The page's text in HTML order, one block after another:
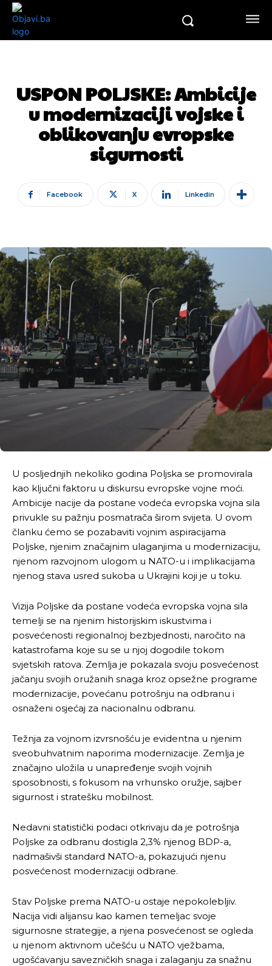
USPON POLJSKE: Ambicije
u modernizaciji vojske i
oblikovanju evropske
sigurnosti
Facebook X Linkedin
U posljednjih nekoliko godina Poljska se promovirala
kao ključni faktoru u diskursu evropske vojne moći.
Ambicije nacije da postane vodeća evropska vojna sila
privukle su pažnju posmatrača širom svijeta. U ovom
članku ćemo se pozabaviti vojnim aspiracijama
Poljske, njenim značajnim ulaganjima u modernizaciju,
njenom razvojnom ulogom u NATO-u i implikacijama
njenog stava usred sukoba u Ukrajini koji je u toku.
Vizija Poljske da postane vodeća evropska vojna sila
temelji se na njenim historijskim iskustvima i
posvećenosti regionalnoj bezbjednosti, naročito na
katastrofama koje su se u njoj dogodile tokom
svjetskih ratova. Zemlja je pokazala svoju posvećenost
jačanju svojih oružanih snaga kroz opsežne programe
modernizacije, povećanu potrošnju na odbranu i
osnaženi osjećaj za nacionalnu odbranu.
Težnja za vojnom izvrsnošću je evidentna u njenim
sveobuhvatnim naporima modernizacije. Zemlja je
značajno uložila u unapređenje svojih vojnih
sposobnosti, s fokusom na vrhunsko oružje, sajber
sigurnost i stratešku mobilnost.
Nedavni statistički podaci otkrivaju da je potrošnja
Poljske za odbranu dostigla 2,3% njenog BDP-a,
nadmašivši standard NATO-a, pokazujući njenu
posvećenost modernizaciji odbrane.
Stav Poljske prema NATO-u ostaje nepokolebljiv.
Nacija vidi alijansu kao kamen temeljac svoje
sigurnosne strategije, a njena posvećenost se ogleda
u njenom aktivnom učešću u NATO vježbama,
ugošćavanju savezničkih snaga i zalaganju za snažnu